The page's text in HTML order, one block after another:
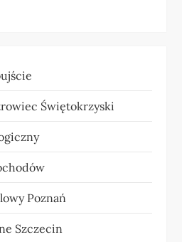
Świętokrzyski
Poznań
Szczecin